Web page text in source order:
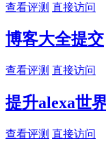
查看评测 直接访问
博客大全提交
查看评测 直接访问
提升alexa世
查看评测 直接访问